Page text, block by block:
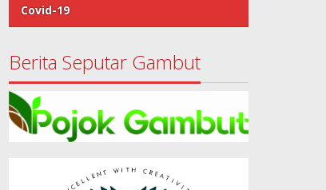
Covid-19
Berita Seputar Gambut